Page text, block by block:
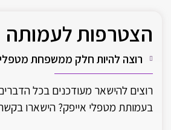
הצטרפות לעמותה
רוצה להיות חלק ממשפחת מטפלי
רוצים להישאר מעודכנים בכל
בעמותת מטפלי אייפק? הישארו